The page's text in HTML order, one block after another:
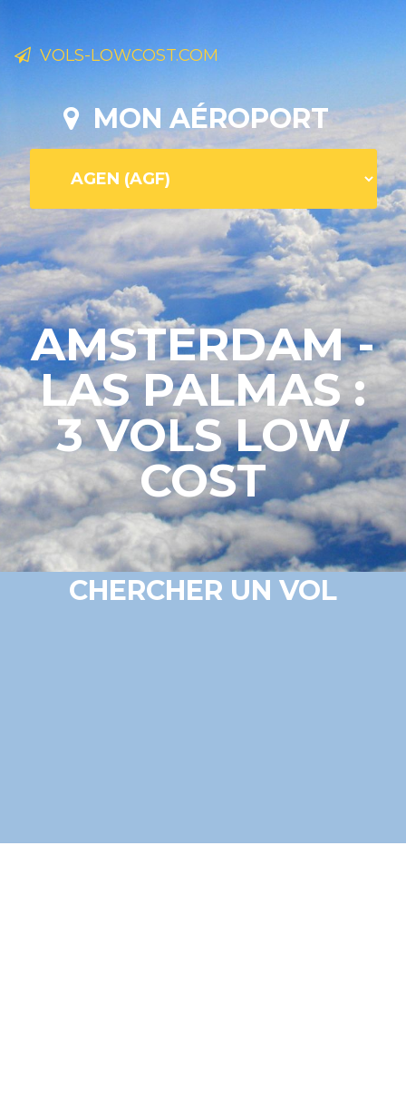
VOLS-LOWCOST.COM
MON AÉROPORT
AMSTERDAM -
LAS PALMAS :
3 VOLS LOW
COST
CHERCHER UN VOL